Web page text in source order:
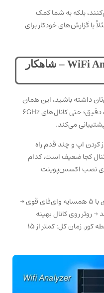
بلکه به شما کمک
با گزارش‌های خودکار برای
۱. WiFi Analyzer (by farproc) – شاهکار
داشته باشید، این همان
اپ است. رایگان، سریع و فوق‌العاده دقیق؛ حتی کانال‌های ۶GHz
کردن اپ و چند قدم راه
کجا ضعیف است، کدام
نصب اکسس‌پوینت
دفتر ۳۰۰ متری با ۵ همسایه وای‌فای قوی →
روتر روی کانال بهینه
تنظیم شد → پوشش کامل بدون نقطه کور. زمان کل: کمتر از ۱۵